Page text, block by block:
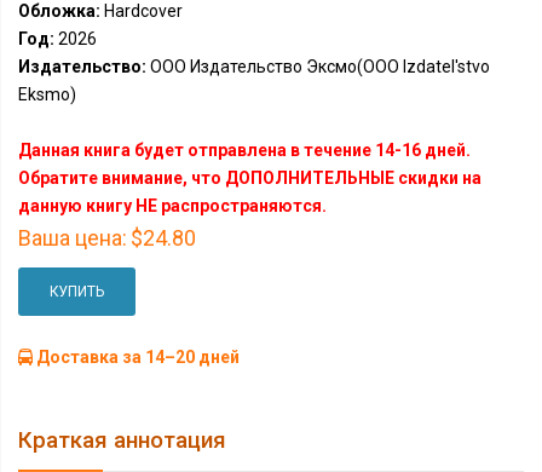
Обложка: Hardcover
Год: 2026
Издательство: ООО Издательство Эксмо(OOO Izdatel'stvo
Eksmo)
Данная книга будет отправлена в течение 14-16 дней.
Обратите внимание, что ДОПОЛНИТЕЛЬНЫЕ скидки на
данную книгу НЕ распространяются.
Ваша цена: $24.80
КУПИТЬ
Доставка за 14–20 дней
Краткая аннотация